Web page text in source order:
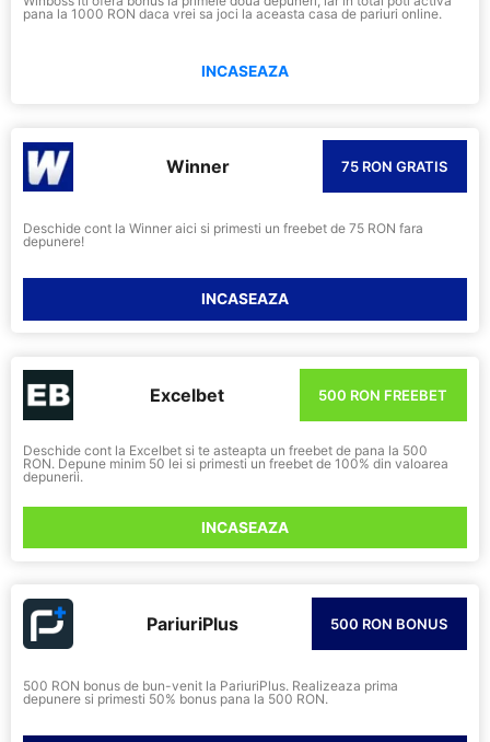
pana la 1000 RON daca vrei sa joci la aceasta casa de pariuri online.
INCASEAZA
Winner 75 RON GRATIS
Deschide cont la Winner aici si primesti un freebet de 75 RON fara
depunere!
INCASEAZA
Excelbet 500 RON FREEBET
Deschide cont la Excelbet si te asteapta un freebet de pana la 500
RON. Depune minim 50 lei si primesti un freebet de 100% din valoarea
depunerii.
INCASEAZA
PariuriPlus 500 RON BONUS
500 RON bonus de bun-venit la PariuriPlus. Realizeaza prima
depunere si primesti 50% bonus pana la 500 RON.